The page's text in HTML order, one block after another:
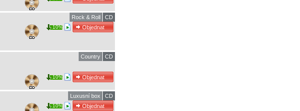
CD
Rock & Roll
10%
CD
Country
10%
CD
Luxusní box
10%